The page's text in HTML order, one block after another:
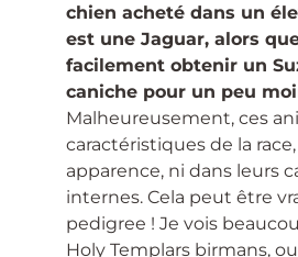
chien acheté dans un
est une Jaguar, alors
facilement obtenir un
caniche pour un peu
Malheureusement, ces
caractéristiques de la
apparence, ni dans leurs
internes. Cela peut être
pedigree ! Je vois
Holy Templars birmans,